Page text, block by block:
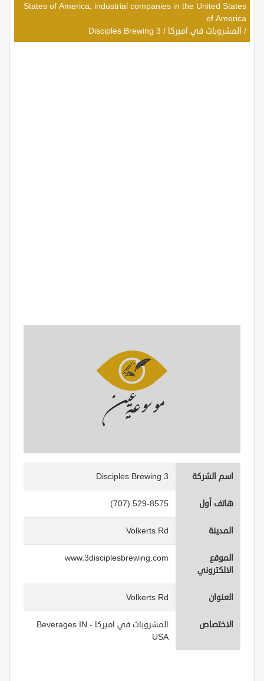
States of America, industrial companies in the United States
of America
/ المشروبات في اميركا /
3 Disciples Brewing
اسم الشركة 3 Disciples Brewing
هاتف أول (707) 529-8575
المدينة Volkerts Rd
الموقع
الالكتروني
www.3disciplesbrewing.com
العنوان Volkerts Rd
الاختصاص
المشروبات في اميركا - Beverages IN
USA